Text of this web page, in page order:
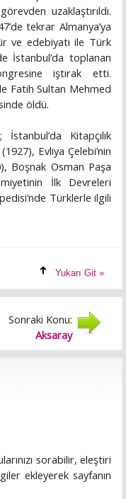
uzaklaştırıldı.
tekrar Almanya’ya
ve edebiyatı ile Türk
İstanbul’da toplanan
iştirak etti.
Fatih Sultan Mehmed
öldü.
Kitapçılık
Evliya Çelebi’nin
Boşnak Osman Paşa
İlk Devreleri
Türklerle ilgili
Yukarı Git »
Sonraki Konu:
Aksaray
sorabilir, eleştiri
ekleyerek sayfanın